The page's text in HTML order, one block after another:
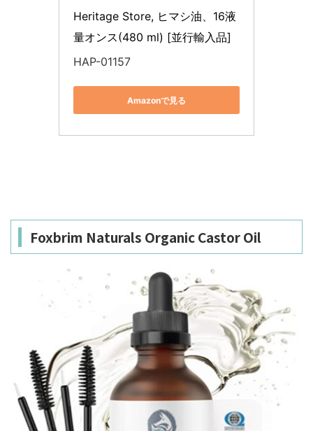
Heritage Store, ヒマシ油、16液
量オンス(480 ml) [並行輸入品]
HAP-01157
Amazonで見る
Foxbrim Naturals Organic Castor Oil